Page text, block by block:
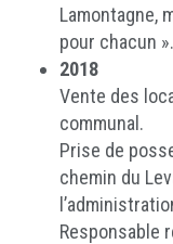
Lamontagne,
pour chacun ».
2018
Vente des
communal.
Prise de
chemin du
Responsable